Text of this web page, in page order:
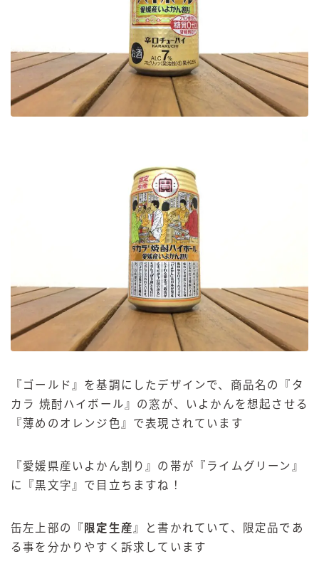
『ゴールド』を基調にしたデザインで、商品名の『タ
カラ 焼酎ハイボール』の窓が、いよかんを想起させる
『薄めのオレンジ色』で表現されています
『愛媛県産いよかん割り』の帯が『ライムグリーン』
に『黒文字』で目立ちますね！
缶左上部の『 限定生産 』と書かれていて、限定品であ
る事を分かりやすく訴求しています